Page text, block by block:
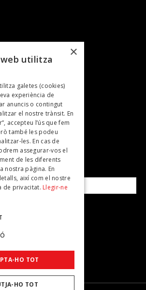
NEWSLETTER!
de privacitat
×
utilitza
galetes (cookies)
experiència de
anuncis o contingut
el nostre trànsit. En
accepteu l’ús que fem
també les podeu
les. En cas de
assegurar-vos el
de les diferents
nostra pàgina. En
així com el nostre
de privacitat. Llegir-ne
HO TOT
HO TOT